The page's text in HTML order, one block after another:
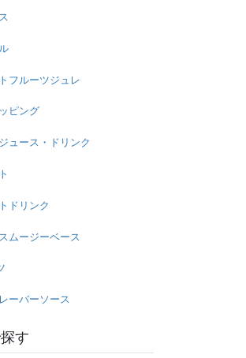
フルーツジュレ
ピング
ュース・ドリンク
ドリンク
ムージーベース
ーバーソース
す